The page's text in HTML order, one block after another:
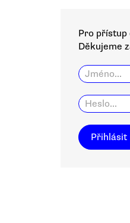
Pro přístup
Děkujeme
Přihlásit